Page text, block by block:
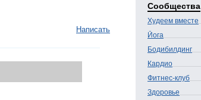
Написать
Сообщества
Худеем вместе
Йога
Бодибилдинг
Кардио
Фитнес-клуб
Здоровье